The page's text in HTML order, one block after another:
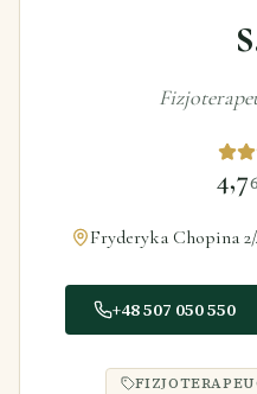
4,7
Fryderyka Chopina
+48 507 050 550